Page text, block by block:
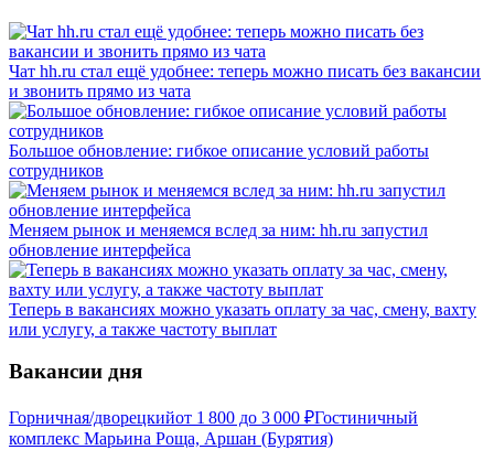
Чат hh.ru стал ещё удобнее: теперь можно писать без вакансии
и звонить прямо из чата
Большое обновление: гибкое описание условий работы
сотрудников
Меняем рынок и меняемся вслед за ним: hh.ru запустил
обновление интерфейса
Теперь в вакансиях можно указать оплату за час, смену, вахту
или услугу, а также частоту выплат
Вакансии дня
Горничная/дворецкийот 1 800 до 3 000 ₽Гостиничный
комплекс Марьина Роща, Аршан (Бурятия)